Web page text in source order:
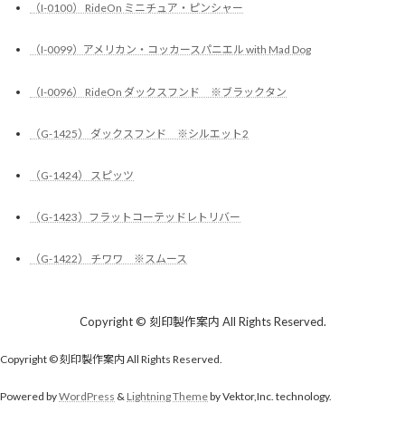
（I-0100） RideOn ミニチュア・ピンシャー
（I-0099）アメリカン・コッカースパニエル with Mad Dog
（I-0096） RideOn ダックスフンド ※ブラックタン
（G-1425） ダックスフンド ※シルエット2
（G-1424） スピッツ
（G-1423）フラットコーテッドレトリバー
（G-1422） チワワ ※スムース
Copyright © 刻印製作案内 All Rights Reserved.
Copyright © 刻印製作案内 All Rights Reserved.
Powered byWordPress & Lightning Themeby Vektor,Inc. technology.